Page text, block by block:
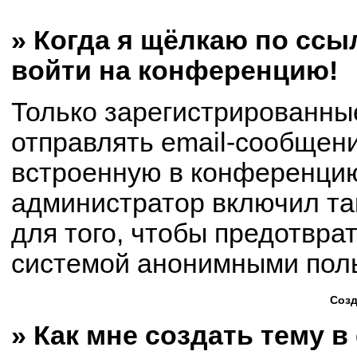
» Когда я щёлкаю по
войти на конференцию!
Только
отправлять email-
встроенную в
администратор включил
для того, чтобы
системой анонимными
» Как мне создать тему